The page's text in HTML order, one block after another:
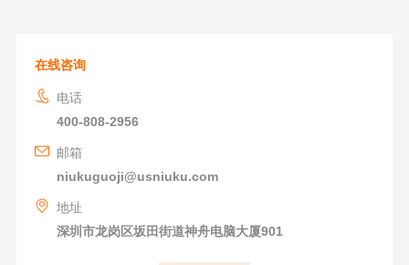
在线咨询
电话
400-808-2956
邮箱
niukuguoji@usniuku.com
地址
深圳市龙岗区坂田街道神舟电脑大厦901